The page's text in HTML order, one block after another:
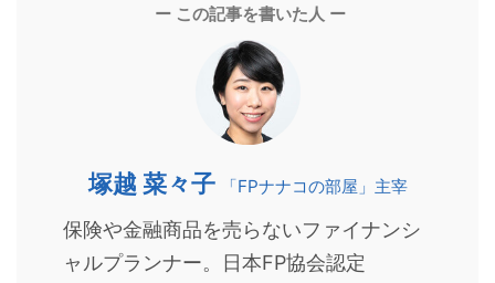
ー この記事を書いた人 ー
塚越 菜々子 「FPナナコの部屋」主宰
保険や金融商品を売らないファイナンシ
ャルプランナー。日本FP協会認定